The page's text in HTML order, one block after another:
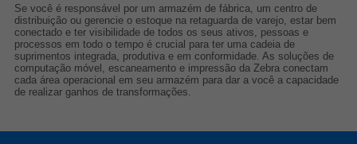
Se você é responsável por um armazém de fábrica, um centro de
distribuição ou gerencie o estoque na retaguarda de varejo, estar bem
conectado e ter visibilidade de todos os seus ativos, pessoas e
processos em todo o tempo é crucial para ter uma cadeia de
suprimentos integrada, produtiva e em conformidade. As soluções de
computação móvel, escaneamento e impressão da Zebra conectam
cada área operacional em seu armazém para dar a você a capacidade
de realizar ganhos de transformações.